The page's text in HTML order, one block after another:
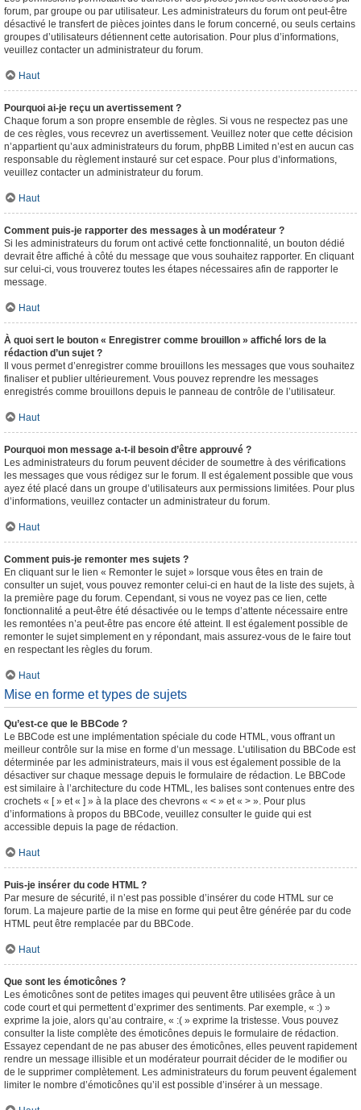
forum, par groupe ou par utilisateur. Les administrateurs du forum ont peut-être
désactivé le transfert de pièces jointes dans le forum concerné, ou seuls certains
groupes d’utilisateurs détiennent cette autorisation. Pour plus d’informations,
veuillez contacter un administrateur du forum.
Haut
Pourquoi ai-je reçu un avertissement ?
Chaque forum a son propre ensemble de règles. Si vous ne respectez pas une
de ces règles, vous recevrez un avertissement. Veuillez noter que cette décision
n’appartient qu’aux administrateurs du forum, phpBB Limited n’est en aucun cas
responsable du règlement instauré sur cet espace. Pour plus d’informations,
veuillez contacter un administrateur du forum.
Haut
Comment puis-je rapporter des messages à un modérateur ?
Si les administrateurs du forum ont activé cette fonctionnalité, un bouton dédié
devrait être affiché à côté du message que vous souhaitez rapporter. En cliquant
sur celui-ci, vous trouverez toutes les étapes nécessaires afin de rapporter le
message.
Haut
À quoi sert le bouton « Enregistrer comme brouillon » affiché lors de la
rédaction d’un sujet ?
Il vous permet d’enregistrer comme brouillons les messages que vous souhaitez
finaliser et publier ultérieurement. Vous pouvez reprendre les messages
enregistrés comme brouillons depuis le panneau de contrôle de l’utilisateur.
Haut
Pourquoi mon message a-t-il besoin d’être approuvé ?
Les administrateurs du forum peuvent décider de soumettre à des vérifications
les messages que vous rédigez sur le forum. Il est également possible que vous
ayez été placé dans un groupe d’utilisateurs aux permissions limitées. Pour plus
d’informations, veuillez contacter un administrateur du forum.
Haut
Comment puis-je remonter mes sujets ?
En cliquant sur le lien « Remonter le sujet » lorsque vous êtes en train de
consulter un sujet, vous pouvez remonter celui-ci en haut de la liste des sujets, à
la première page du forum. Cependant, si vous ne voyez pas ce lien, cette
fonctionnalité a peut-être été désactivée ou le temps d’attente nécessaire entre
les remontées n’a peut-être pas encore été atteint. Il est également possible de
remonter le sujet simplement en y répondant, mais assurez-vous de le faire tout
en respectant les règles du forum.
Haut
Mise en forme et types de sujets
Qu’est-ce que le BBCode ?
Le BBCode est une implémentation spéciale du code HTML, vous offrant un
meilleur contrôle sur la mise en forme d’un message. L’utilisation du BBCode est
déterminée par les administrateurs, mais il vous est également possible de la
désactiver sur chaque message depuis le formulaire de rédaction. Le BBCode
est similaire à l’architecture du code HTML, les balises sont contenues entre des
crochets « [ » et « ] » à la place des chevrons « < » et « > ». Pour plus
d’informations à propos du BBCode, veuillez consulter le guide qui est
accessible depuis la page de rédaction.
Haut
Puis-je insérer du code HTML ?
Par mesure de sécurité, il n’est pas possible d’insérer du code HTML sur ce
forum. La majeure partie de la mise en forme qui peut être générée par du code
HTML peut être remplacée par du BBCode.
Haut
Que sont les émoticônes ?
Les émoticônes sont de petites images qui peuvent être utilisées grâce à un
code court et qui permettent d’exprimer des sentiments. Par exemple, « :) »
exprime la joie, alors qu’au contraire, « :( » exprime la tristesse. Vous pouvez
consulter la liste complète des émoticônes depuis le formulaire de rédaction.
Essayez cependant de ne pas abuser des émoticônes, elles peuvent rapidement
rendre un message illisible et un modérateur pourrait décider de le modifier ou
de le supprimer complètement. Les administrateurs du forum peuvent également
limiter le nombre d’émoticônes qu’il est possible d’insérer à un message.